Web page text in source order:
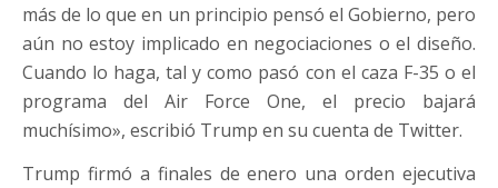
más de lo que en un principio pensó el Gobierno, pero
aún no estoy implicado en negociaciones o el diseño.
Cuando lo haga, tal y como pasó con el caza F-35 o el
programa del Air Force One, el precio bajará
muchísimo», escribió Trump en su cuenta de Twitter.
Trump firmó a finales de enero una orden ejecutiva